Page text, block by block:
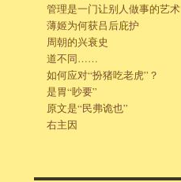
管理是一门让别人做事的艺术
薄姬为何获吕后庇护
周朝的兴衰史
道不同……
如何应对“扮猪吃老虎”？
是胃“眇要”
原文是“民弗诡也”
右主因